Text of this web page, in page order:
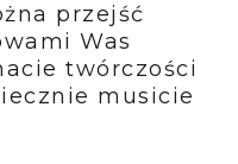
przejść
Was
twórczości
musicie